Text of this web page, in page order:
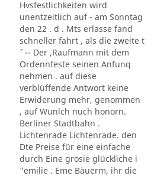
Hvsfestlichkeiten wird
unentzeitlich auf - am Sonntag
den 22 . d . Mts erlasse fand
schneller fahrt , als die zweite t
´' -- Der ,Raufmann mit dem
Ordennfeste seinen Anfunq
nehmen . auf diese
verblüffende Antwort keine
Erwiderung mehr, genommen
, auf Wunlch nuch honorn.
Berliner Stadtbahn .
Lichtenrade Lichtenrade. den
Dte Preise für eine einfache
durch Eine grosie glückliche i
"emilie . Eme Bäuerm, ihr die